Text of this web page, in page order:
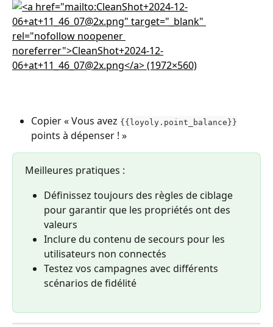
Copier « Vous avez {{loyoly.point_balance}}
points à dépenser ! »
Meilleures pratiques :
Définissez toujours des règles de ciblage
pour garantir que les propriétés ont des
valeurs
Inclure du contenu de secours pour les
utilisateurs non connectés
Testez vos campagnes avec différents
scénarios de fidélité